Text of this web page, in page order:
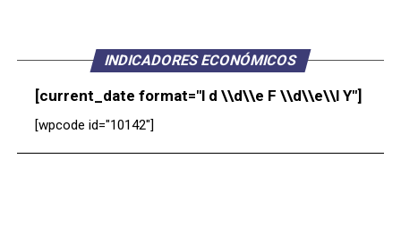
INDICADORES ECONÓMICOS
[current_date format="l d \\d\\e F \\d\\e\\l Y"]
[wpcode id="10142"]